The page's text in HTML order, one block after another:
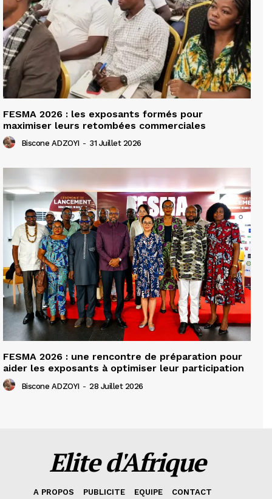
FESMA 2026 : les exposants formés pour
maximiser leurs retombées commerciales
Biscone ADZOYI - 31 Juillet 2026
FESMA 2026 : une rencontre de préparation pour
aider les exposants à optimiser leur participation
Biscone ADZOYI - 28 Juillet 2026
Elite d'Afrique
A PROPOS PUBLICITE EQUIPE
CONTACT